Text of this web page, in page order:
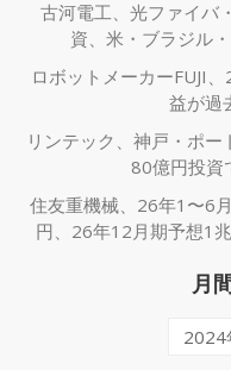
古河電工、光ファイバ
資、米・ブラジル
ロボットメーカーFUJI
益が過
リンテック、神戸・ポ
80億円投資
住友重機械、26年1〜6
円、26年12月期予想1
月